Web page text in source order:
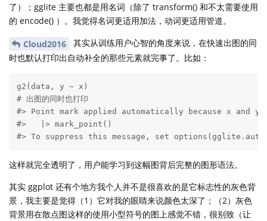
了）；gglite 主要也都是用名词（除了 transform() 和不太需要使用
的 encode() ）。我觉得名词更适用加法，动词更适用管道。
Cloud2016
其实从训练用户心智的角度来说，在快速出图的同
时也默认打印出自动补全的那些元素就完事了。比如：
g2(data, y ~ x)
# 出图的同时也打印
#> Point mark applied automatically because x and y
#>   |> mark_point()
#> To suppress this message, set
这样就完全透明了，用户能学习到这幅图背后完整的图形语法。
其实 ggplot 还有个地方我个人并不是很喜欢的是它标志性的灰色背
景，我主要是觉得（1）它对我的眼睛来说颜色太深了；（2）灰色
背景用在散点图这样的使用小型符号的图上感觉不错，很别致（让